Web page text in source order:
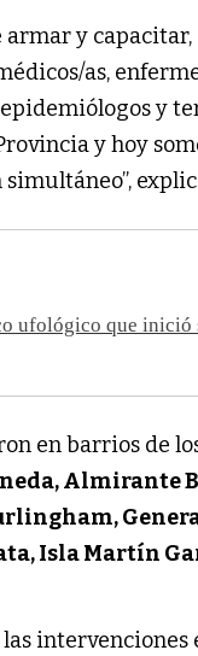
armar y
as,
y
y hoy
ufológico que inició
en barrios de
Almirante
Isla Martín